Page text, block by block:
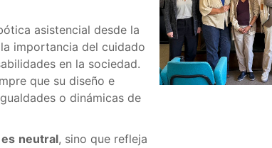
asistencial desde la
importancia del cuidado
en la sociedad.
que su diseño e
o dinámicas de
neutral, sino que refleja